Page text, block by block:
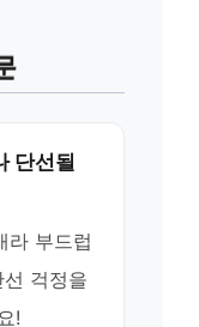
단선될
라 부드럽
걱정을
!